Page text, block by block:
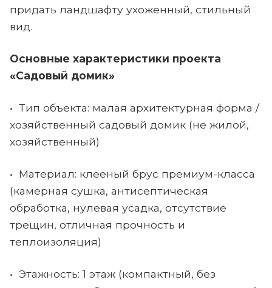
придать ландшафту ухоженный, стильный
вид.
Основные характеристики проекта
«Садовый домик»
• Тип объекта: малая архитектурная форма /
хозяйственный садовый домик (не жилой,
хозяйственный)
• Материал: клееный брус премиум-класса
(камерная сушка, антисептическая
обработка, нулевая усадка, отсутствие
трещин, отличная прочность и
теплоизоляция)
• Этажность: 1 этаж (компактный, без